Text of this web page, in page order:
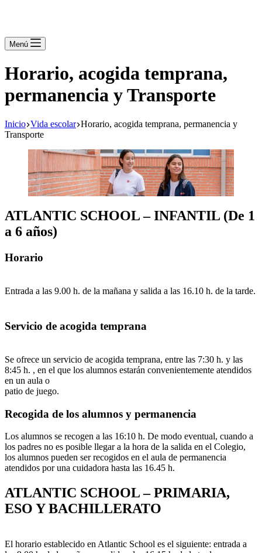
Menú
Horario, acogida temprana,
permanencia y Transporte
Inicio Vida escolar Horario, acogida temprana, permanencia y
Transporte
ATLANTIC SCHOOL – INFANTIL (De 1
a 6 años)
Horario
Entrada a las 9.00 h. de la mañana y salida a las 16.10 h. de la tarde.
Servicio de acogida temprana
Se ofrece un servicio de acogida temprana, entre las 7:30 h. y las
8:45 h. , en el que los alumnos estarán convenientemente atendidos
en un aula o
patio de juego.
Recogida de los alumnos y permanencia
Los alumnos se recogen a las 16:10 h. De modo eventual, cuando a
los padres no es posible llegar a la hora de la salida en el Colegio,
los alumnos pueden ser recogidos en el aula de permanencia
atendidos por una cuidadora hasta las 16.45 h.
ATLANTIC SCHOOL – PRIMARIA,
ESO Y BACHILLERATO
El horario establecido en Atlantic School es el siguiente: entrada a